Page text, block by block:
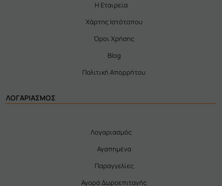
Η Εταιρεία
Χάρτης Ιστότοπου
Όροι Χρήσης
Blog
Πολιτική Απορρήτου
ΛΟΓΑΡΙΑΣΜΟΣ
Λογαριασμός
Αγαπημένα
Παραγγελίες
Αγορά Δωροεπιταγής